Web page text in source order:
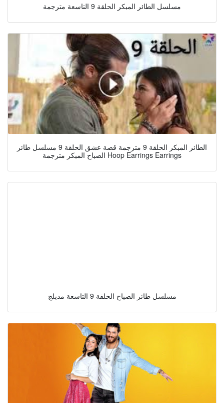
مسلسل الطائر المبكر الحلقة 9 التاسعة مترجمة
الطائر المبكر الحلقة 9 مترجمة قصة عشق الحلقة 9 مسلسل طائر
الصباح المبكر مترجمة Hoop Earrings Earrings
مسلسل طائر الصباح الحلقة 9 التاسعة مدبلج